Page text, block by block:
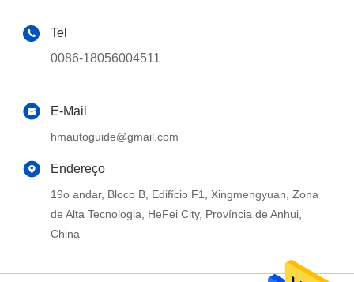
Tel
0086-18056004511
E-Mail
hmautoguide@gmail.com
Endereço
19o andar, Bloco B, Edifício F1, Xingmengyuan, Zona
de Alta Tecnologia, HeFei City, Província de Anhui,
China